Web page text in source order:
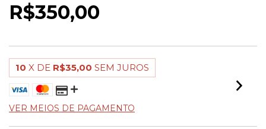
R$350,00
10 X DE R$35,00 SEM JUROS
VER MEIOS DE PAGAMENTO